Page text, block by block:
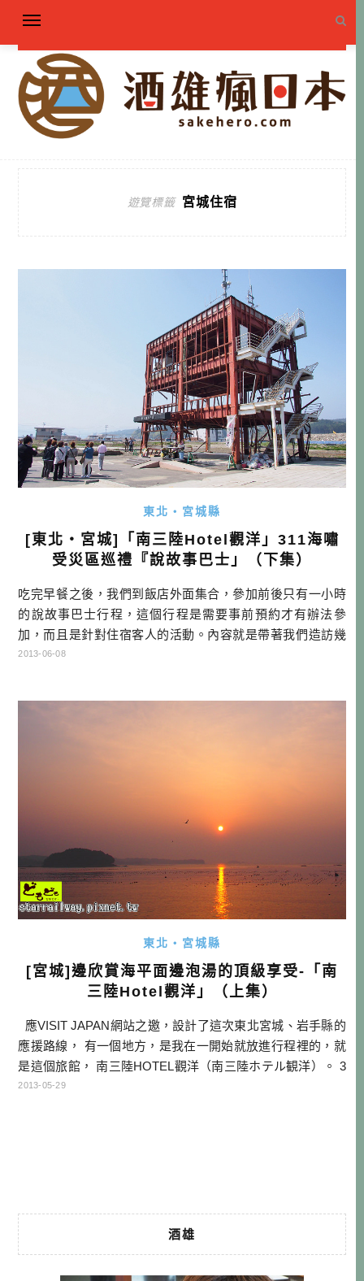
遊覽標籤 宮城住宿
東北・宮城縣
[東北・宮城]「南三陸Hotel觀洋」311海嘯
受災區巡禮『說故事巴士」（下集）
吃完早餐之後，我們到飯店外面集合，參加前後只有一小時
的說故事巴士行程，這個行程是需要事前預約才有辦法參
加，而且是針對住宿客人的活動。內容就是帶著我們造訪幾
個受災的區域地標，並由飯店的人員分享海嘯來襲時的體
2013-06-08
東北・宮城縣
[宮城]邊欣賞海平面邊泡湯的頂級享受-「南
三陸Hotel觀洋」（上集）
應VISIT JAPAN網站之邀，設計了這次東北宮城、岩手縣的
應援路線， 有一個地方，是我在一開始就放進行程裡的，就
是這個旅館， 南三陸HOTEL觀洋（南三陸ホテル観洋）。 3
11震災過了兩年，人們漸漸從傷痛中重新站起來， 有些人認
2013-05-29
酒雄